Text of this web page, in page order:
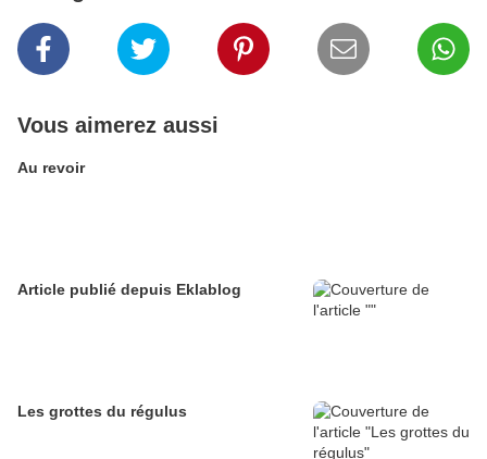
Vous aimerez aussi
Au revoir
Article publié depuis Eklablog
Les grottes du régulus